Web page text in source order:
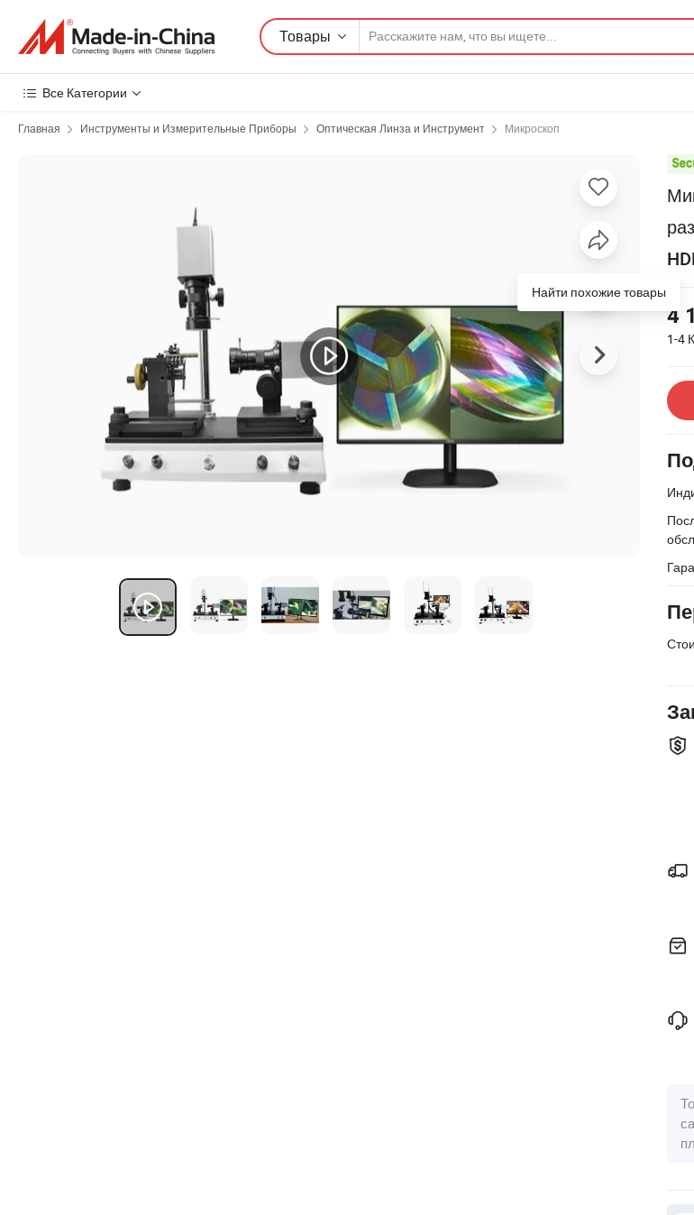
Товары
Все Категории
Главная Инструменты и Измерительные Приборы Оптическая Линза и Инструмент Микроскоп
4
1-4